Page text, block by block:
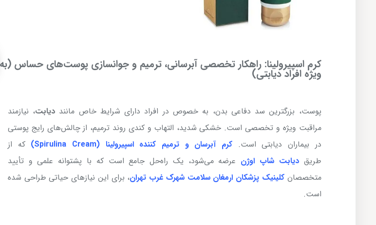
کرم اسپیرولینا: راهکار تخصصی آبرسانی، ترمیم و جوانسازی پوست‌های حساس (به
ویژه افراد دیابتی)
پوست، بزرگترین سد دفاعی بدن، به خصوص در افراد دارای شرایط خاص مانند دیابت، نیازمند
مراقبت ویژه و تخصصی است. خشکی شدید، التهاب و کندی روند ترمیم، از چالش‌های رایج پوستی
در بیماران دیابتی است.کرم آبرسان و ترمیم کننده اسپیرولینا (Spirulina Cream)
که از
طریقدیابت شاپ اوژن عرضه می‌شود، یک راه‌حل جامع است که با پشتوانه علمی و تأیید
متخصصان کلینیک پزشکان ارمغان سلامت شهرک غرب تهران، برای این نیازهای حیاتی طراحی شده
است.